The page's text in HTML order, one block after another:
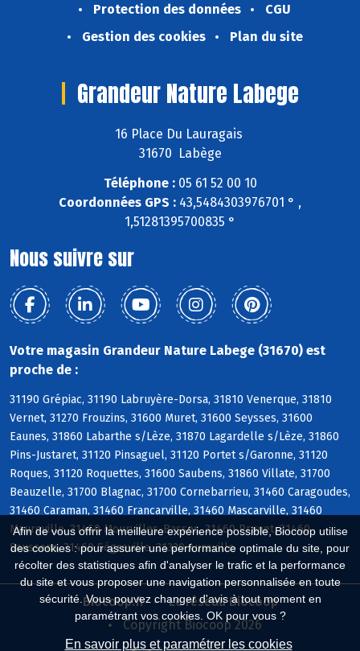
Afin de vous offrir la meilleure expérience possible, Biocoop utilise
des cookies : pour assurer une performance optimale du site, pour
récolter des statistiques afin d'analyser le trafic et la performance
du site et vous proposer une navigation personnalisée en toute
sécurité. Vous pouvez changer d'avis à tout moment en
paramétrant vos cookies. OK pour vous ?
En savoir plus et paramétrer les cookies
Protection des données
CGU
Gestion des cookies
Plan du site
Grandeur Nature Labege
16 Place Du Lauragais
31670 Labège
Téléphone :05 61 52 00 10
Coordonnées GPS : 43,5484303976701 ° ,
1,51281395700835 °
Nous suivre sur
Votre magasin Grandeur Nature Labege (31670) est
proche de :
31190 Grépiac, 31190 Labruyère-Dorsa, 31810 Venerque, 31810
Vernet, 31270 Frouzins, 31600 Muret, 31600 Seysses, 31600
Eaunes, 31860 Labarthe s/Lèze, 31870 Lagardelle s/Lèze, 31860
Pins-Justaret, 31120 Pinsaguel, 31120 Portet s/Garonne, 31120
Roques, 31120 Roquettes, 31600 Saubens, 31860 Villate, 31700
Beauzelle, 31700 Blagnac, 31700 Cornebarrieu, 31460 Caragoudes,
31460 Caraman, 31460 Francarville, 31460 Mascarville, 31460
Maureville, 31460 Mourvilles-Basses, 31460 Prunet, 31460
Saussens, 31460 Ségreville, 31320 Aureville
Biocoop.fr
Le réseau Biocoop
Copyright Biocoop 2026